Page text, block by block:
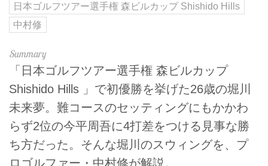
日本ゴルフツアー選手権 森ビルカップ Shishido Hills
中村修
「日本ゴルフツアー選手権 森ビルカップ
Shishido Hills 」で初優勝を挙げた26歳の堀川
未来夢。難コースのセッティングにもかかわ
らず2位の今平周吾に4打差をつける見事な勝
ち方だった。そんな堀川のスウィングを、プ
ロゴルファー・中村修が解説。